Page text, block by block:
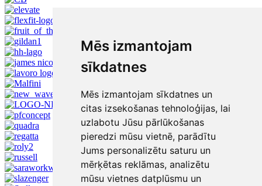
Mēs izmantojam
sīkdatnes
Mēs izmantojam sīkdatnes un
citas izsekošanas tehnoloģijas, lai
uzlabotu Jūsu pārlūkošanas
pieredzi mūsu vietnē, parādītu
Jums personalizētu saturu un
mērķētas reklāmas, analizētu
mūsu vietnes datplūsmu un